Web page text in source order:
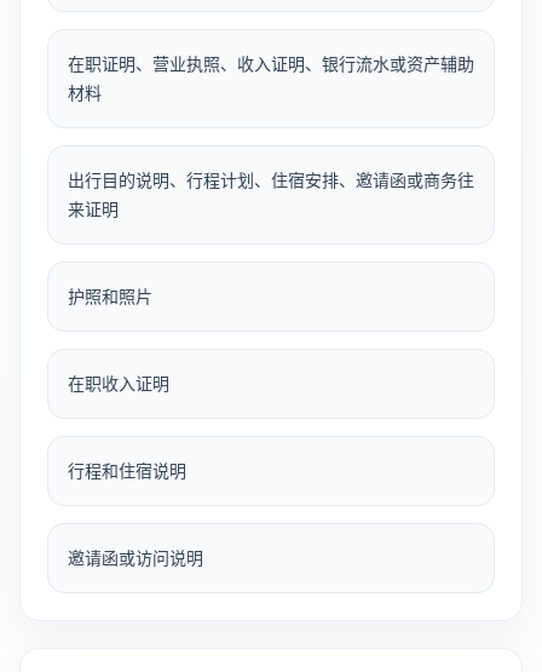
在职证明、营业执照、收入证明、银行流水或资产辅助
材料
出行目的说明、行程计划、住宿安排、邀请函或商务往
来证明
护照和照片
在职收入证明
行程和住宿说明
邀请函或访问说明